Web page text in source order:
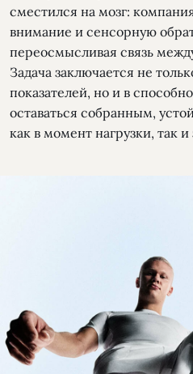
сместился на мозг:
внимание и сенсорную
переосмысливая связь
Задача заключается не
показателей, но и в
оставаться собранным,
как в момент нагрузки, так